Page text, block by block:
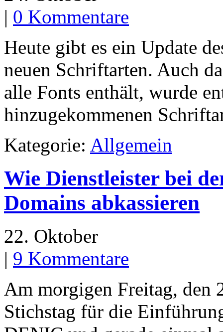
| 0 Kommentare
Heute gibt es ein Update
neuen Schriftarten. Auch
alle Fonts enthält, wurde
hinzugekommenen
Kategorie: Allgemein
Wie Dienstleister bei
Domains abkassieren
22. Oktober
| 9 Kommentare
Am morgigen Freitag, den
Stichstag für die